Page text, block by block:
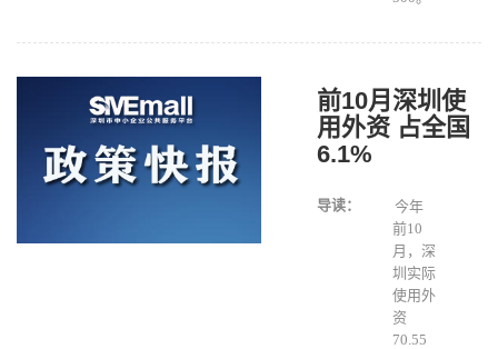
前10月深圳使
用外资 占全国
6.1%
导读：
今年
前10
月，深
圳实际
使用外
资
70.55